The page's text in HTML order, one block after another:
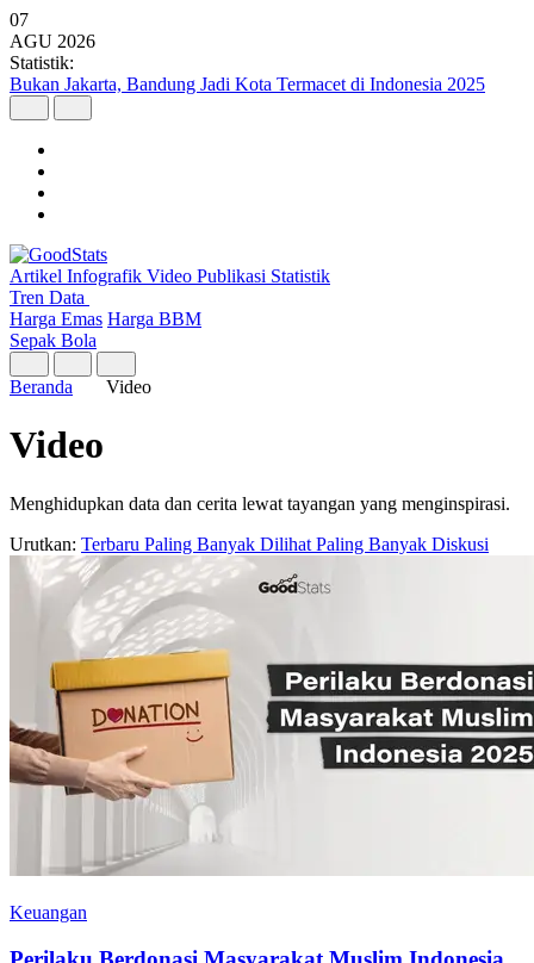
07
AGU 2026
Statistik:
Bukan Jakarta, Bandung Jadi Kota Termacet di Indonesia 2025
Artikel Infografik Video Publikasi Statistik
Tren Data
Harga Emas Harga BBM
Sepak Bola
Beranda Video
Video
Menghidupkan data dan cerita lewat tayangan yang menginspirasi.
Urutkan: Terbaru Paling Banyak Dilihat Paling Banyak Diskusi
Keuangan